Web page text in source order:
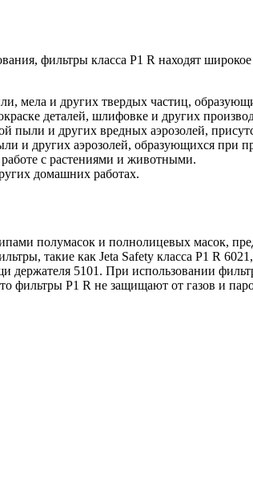
фильтры класса P1 R находят
мела и других твердых частиц,
деталей, шлифовке и других
пыли и других вредных аэрозолей,
и других аэрозолей, образующихся при
с растениями и животными.
домашних работах.
полумасок и полнолицевых масок,
такие как Jeta Safety класса P1 R
5101. При использовании
фильтры P1 R не защищают от газов и